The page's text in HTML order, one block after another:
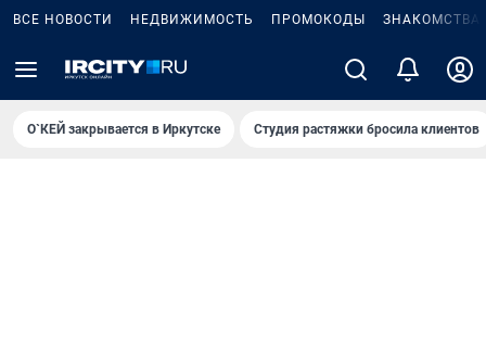
ВСЕ НОВОСТИ НЕДВИЖИМОСТЬ ПРОМОКОДЫ ЗНАКОМСТВА
О`КЕЙ закрывается в Иркутске Студия растяжки бросила клиентов